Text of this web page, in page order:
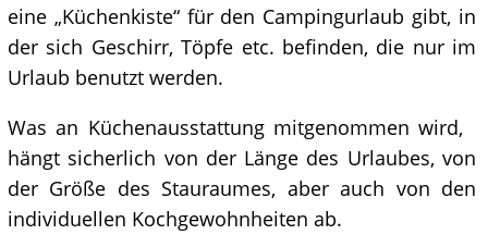
eine „Küchenkiste“ für den Campingurlaub gibt, in
der sich Geschirr, Töpfe etc. befinden, die nur im
Urlaub benutzt werden.
Was an Küchenausstattung mitgenommen wird,
hängt sicherlich von der Länge des Urlaubes, von
der Größe des Stauraumes, aber auch von den
individuellen Kochgewohnheiten ab.